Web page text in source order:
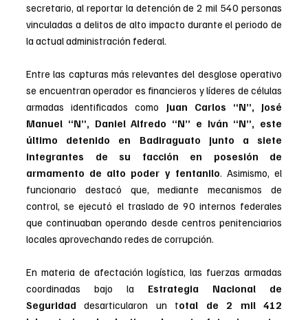
secretario, al reportar la detención de 2 mil 540 personas
vinculadas a delitos de alto impacto durante el periodo de
la actual administración federal.
Entre las capturas más relevantes del desglose operativo
se encuentran operador es financieros y líderes de células
armadas identificados como Juan Carlos “N”, José
Manuel “N”, Daniel Alfredo “N” e Iván “N”, este
último detenido en Badiraguato junto a siete
integrantes de su facción en posesión de
armamento de alto poder y fentanilo. Asimismo, el
funcionario destacó que, mediante mecanismos de
control, se ejecutó el traslado de 90 internos federales
que continuaban operando desde centros penitenciarios
locales aprovechando redes de corrupción.
En materia de afectación logística, las fuerzas armadas
coordinadas bajo la Estrategia Nacional de
Seguridad desarticularon un total de 2 mil 412